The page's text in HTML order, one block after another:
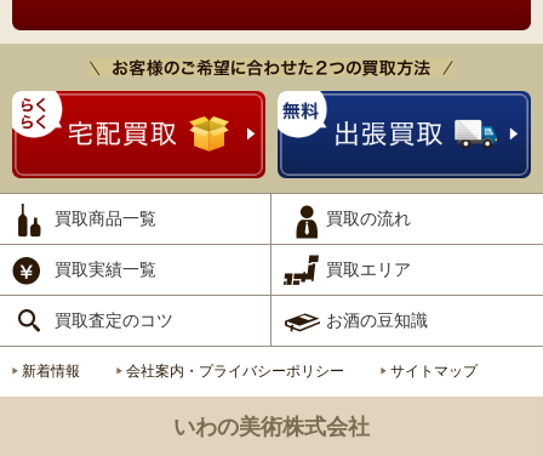
買取商品一覧 買取の流れ
買取実績一覧 買取エリア
買取査定のコツ お酒の豆知識
新着情報 会社案内・プライバシーポリシー サイトマップ
いわの美術株式会社